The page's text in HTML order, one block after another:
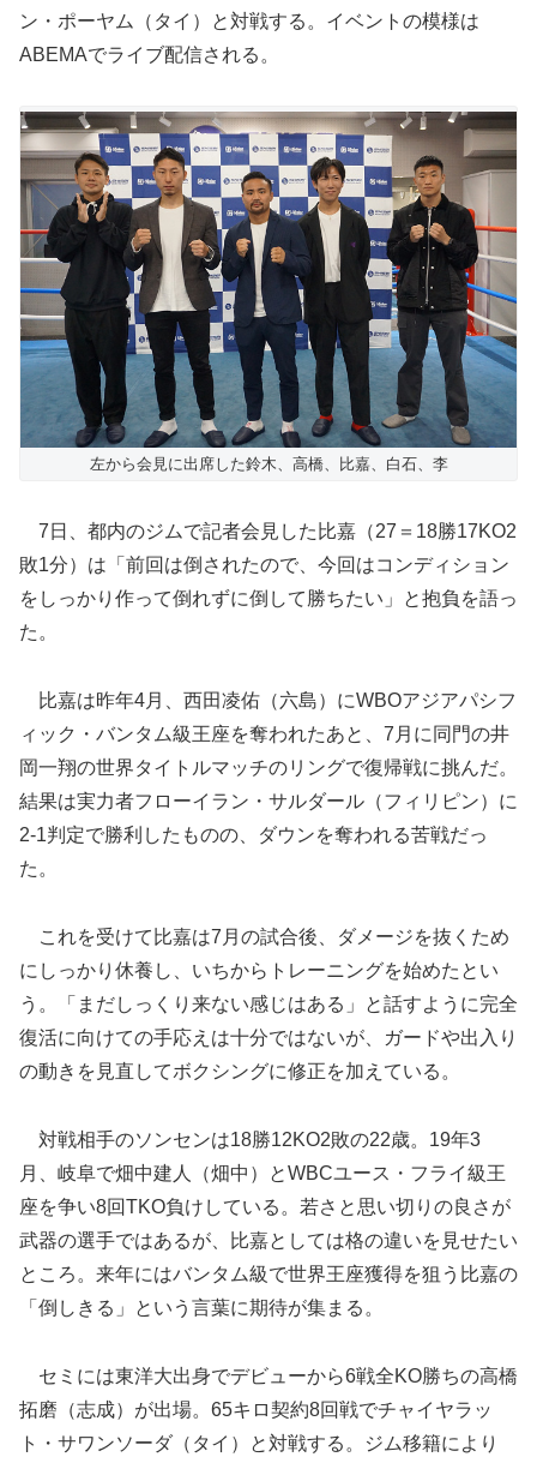
ン・ポーヤム（タイ）と対戦する。イベントの模様は
ABEMAでライブ配信される。
左から会見に出席した鈴木、高橋、比嘉、白石、李
7日、都内のジムで記者会見した比嘉（27＝18勝17KO2
敗1分）は「前回は倒されたので、今回はコンディション
をしっかり作って倒れずに倒して勝ちたい」と抱負を語っ
た。
比嘉は昨年4月、西田凌佑（六島）にWBOアジアパシフ
ィック・バンタム級王座を奪われたあと、7月に同門の井
岡一翔の世界タイトルマッチのリングで復帰戦に挑んだ。
結果は実力者フローイラン・サルダール（フィリピン）に
2-1判定で勝利したものの、ダウンを奪われる苦戦だっ
た。
これを受けて比嘉は7月の試合後、ダメージを抜くため
にしっかり休養し、いちからトレーニングを始めたとい
う。「まだしっくり来ない感じはある」と話すように完全
復活に向けての手応えは十分ではないが、ガードや出入り
の動きを見直してボクシングに修正を加えている。
対戦相手のソンセンは18勝12KO2敗の22歳。19年3
月、岐阜で畑中建人（畑中）とWBCユース・フライ級王
座を争い8回TKO負けしている。若さと思い切りの良さが
武器の選手ではあるが、比嘉としては格の違いを見せたい
ところ。来年にはバンタム級で世界王座獲得を狙う比嘉の
「倒しきる」という言葉に期待が集まる。
セミには東洋大出身でデビューから6戦全KO勝ちの高橋
拓磨（志成）が出場。65キロ契約8回戦でチャイヤラッ
ト・サワンソーダ（タイ）と対戦する。ジム移籍により